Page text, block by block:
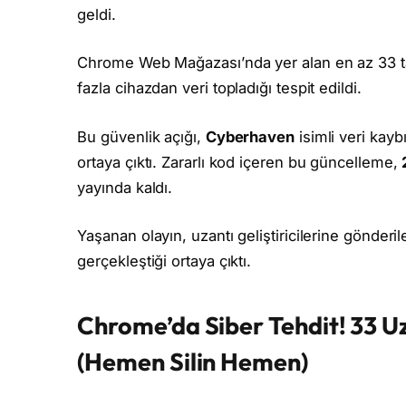
geldi.
Chrome Web Mağazası’nda yer alan en az 33
fazla cihazdan veri topladığı tespit edildi.
Bu güvenlik açığı, Cyberhavenisimli veri
ortaya çıktı. Zararlı kod içeren bu güncelleme,
yayında kaldı.
Yaşanan olayın, uzantı geliştiricilerine
gerçekleştiği ortaya çıktı.
Chrome’da Siber Tehdit! 33
(Hemen Silin Hemen)